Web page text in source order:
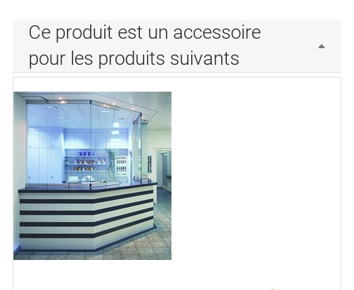
Ce produit est un accessoire
pour les produits suivants